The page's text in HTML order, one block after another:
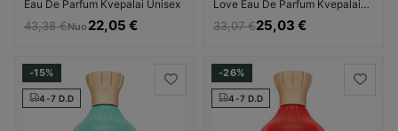
Eau De Parfum Kvepalai Unisex
43,38 €Nuo 22,05 €
Love Eau De Parfum Kvepalai
Moterims
33,07 €25,03 €
-15%
4-7 D.D
-26%
4-7 D.D